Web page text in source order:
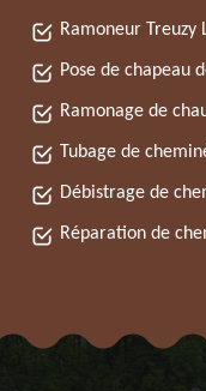
Ramoneur Treuzy
Pose de chapeau
Ramonage de
Tubage de
Débistrage de
Réparation de